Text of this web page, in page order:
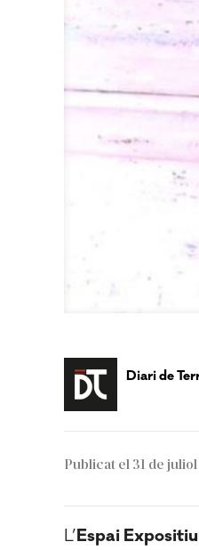
Diari de
Publicat el 31 de
L’Espai